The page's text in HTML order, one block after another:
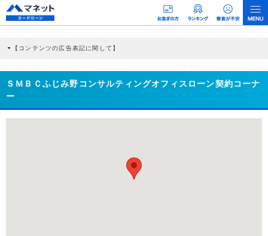
【コンテンツの広告表記に関して】
商品を根拠なくPRするものではなく、当編集部の調査／ユーザーへの口コミ収集な
どに基づき、公平性を担保した情報提供を行っています。
ＳＭＢＣふじみ野コンサルティングオフィスローン契約コーナ
ー